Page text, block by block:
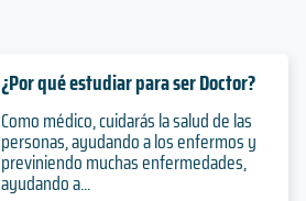
¿Por qué estudiar para ser Doctor?
Como médico, cuidarás la salud de las
personas, ayudando a los enfermos y
previniendo muchas enfermedades,
ayudando a...